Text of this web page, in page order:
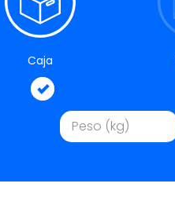
Caja